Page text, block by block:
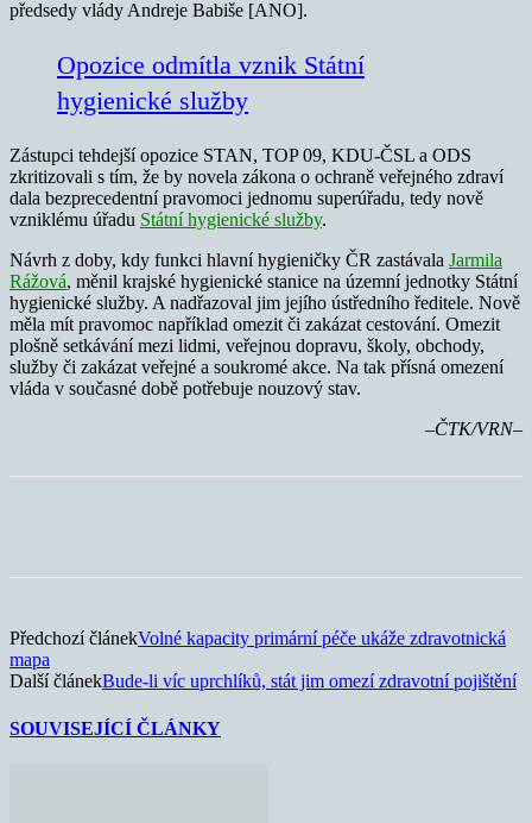
předsedy vlády Andreje Babiše [ANO].
Opozice odmítla vznik Státní
hygienické služby
Zástupci tehdejší opozice STAN, TOP 09, KDU-ČSL a ODS
zkritizovali s tím, že by novela zákona o ochraně veřejného zdraví
dala bezprecedentní pravomoci jednomu superúřadu, tedy nově
vzniklému úřadu Státní hygienické služby.
Návrh z doby, kdy funkci hlavní hygieničky ČR zastávala Jarmila
Rážová, měnil krajské hygienické stanice na územní jednotky Státní
hygienické služby. A nadřazoval jim jejího ústředního ředitele. Nově
měla mít pravomoc například omezit či zakázat cestování. Omezit
plošně setkávání mezi lidmi, veřejnou dopravu, školy, obchody,
služby či zakázat veřejné a soukromé akce. Na tak přísná omezení
vláda v současné době potřebuje nouzový stav.
–ČTK/VRN–
Předchozí článekVolné kapacity primární péče ukáže zdravotnická
mapa
Další článekBude-li víc uprchlíků, stát jim omezí zdravotní pojištění
SOUVISEJÍCÍ ČLÁNKY